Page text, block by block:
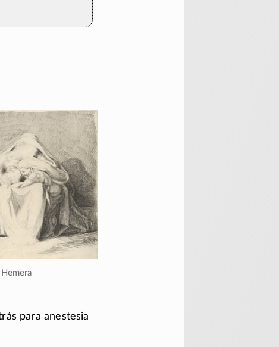
Hemera
para anestesia